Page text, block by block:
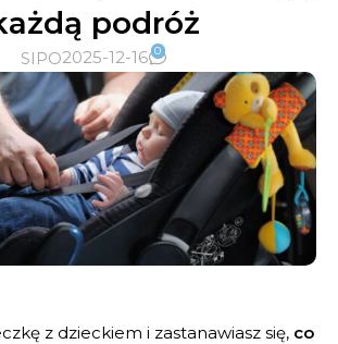
podróż
SIPO2025-12-16 0
z dzieckiem i zastanawiasz się, co